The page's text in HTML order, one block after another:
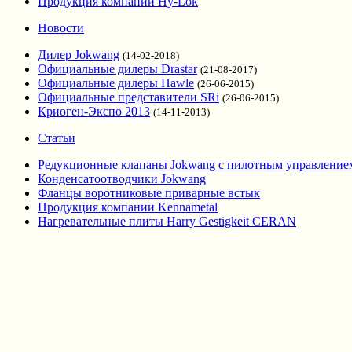
Новости
Дилер Jokwang (14-02-2018)
Официальные дилеры Drastar (21-08-2017)
Официальные дилеры Hawle (26-06-2015)
Официальные представители SRi (26-06-2015)
Криоген-Экспо 2013 (14-11-2013)
Статьи
Редукционные клапаны Jokwang с пилотным
Конденсатоотводчики Jokwang
Фланцы воротниковые приварные встык
Продукция компании Kennametal
Нагревательные плиты Harry Gestigkeit CERAN